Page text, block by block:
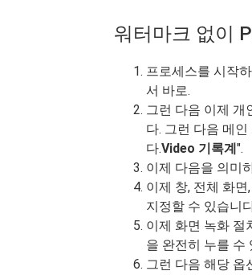
워터마크 없이
프로세스를 시작
서 바로.
그런 다음 이제 개
다. 그런 다음 메
다.Video 기록계".
이제 다음을 의미
이제 창, 전체 화
지정할 수 있습니
이제 화면 녹화 절
을 완전히 누를 수
그런 다음 해당 옵